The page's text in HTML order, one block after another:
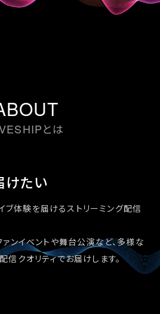
とは
けたい
ブ体験を届けるストリーミング配信
ァンイベントや舞台公演など、多様な
信クオリティでお届けします。